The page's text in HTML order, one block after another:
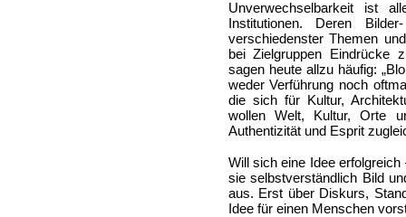
Unverwechselbarkeit ist
Institutionen. Deren
verschiedenster Themen
bei Zielgruppen Eindrücke
sagen heute allzu häufig:
weder Verführung noch
die sich für Kultur,
wollen Welt, Kultur, Orte
Authentizität und Esprit
Will sich eine Idee
sie selbstverständlich Bild
aus. Erst über Diskurs,
Idee für einen Menschen